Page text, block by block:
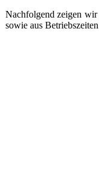
Nachfolgend zeigen
sowie aus